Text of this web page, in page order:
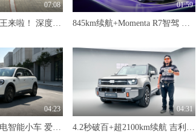
07:08
哟！原来是销量王来啦！ 深度试驾吉利星愿
01:59
845km续航+Momenta R7智驾 MG07预售12.59万-16.59万
04:23
不只卖情怀的纯电智能小车 爱卡深度试驾奇瑞QQ3
04:31
4.2秒破百+超2100km续航 吉利银河战舰700硬派SUV实力出圈